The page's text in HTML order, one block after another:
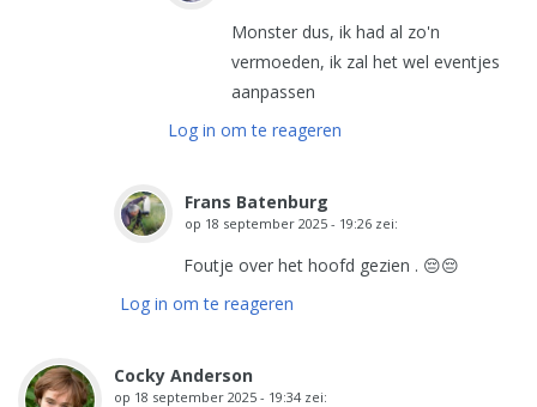
Monster dus, ik had al zo'n
vermoeden, ik zal het wel eventjes
aanpassen
Log in om te reageren
Frans Batenburg
op 18 september 2025 - 19:26 zei:
Foutje over het hoofd gezien . 😔😔
Log in om te reageren
Cocky Anderson
op 18 september 2025 - 19:34 zei: